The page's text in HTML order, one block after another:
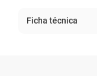
Ficha técnica